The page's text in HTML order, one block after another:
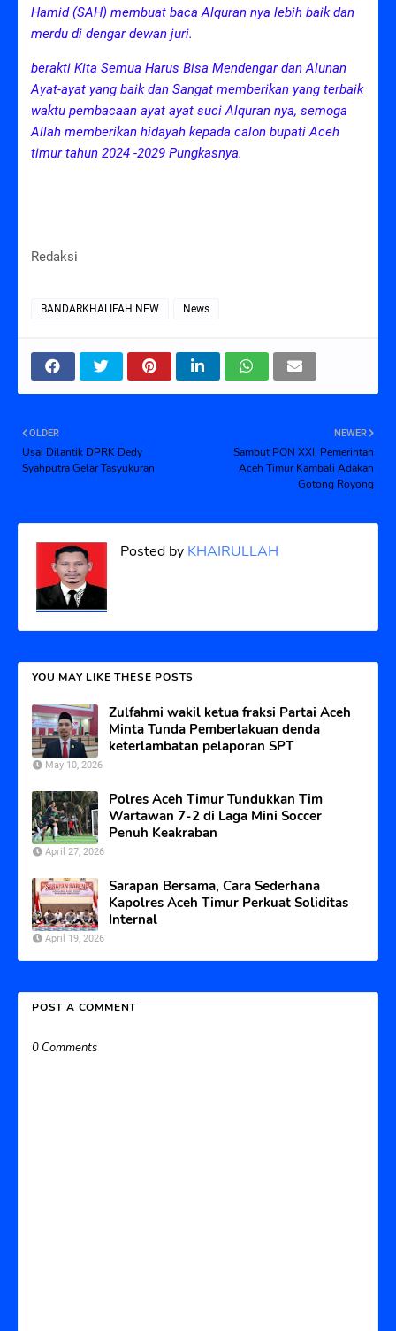
Hamid (SAH) membuat baca Alquran nya lebih baik dan
merdu di dengar dewan juri.
berakti Kita Semua Harus Bisa Mendengar dan Alunan
Ayat-ayat yang baik dan Sangat memberikan yang terbaik
waktu pembacaan ayat ayat suci Alquran nya, semoga
Allah memberikan hidayah kepada calon bupati Aceh
timur tahun 2024 -2029 Pungkasnya.
Redaksi
BANDARKHALIFAH NEW News
NEWER
Sambut PON XXI, Pemerintah
Aceh Timur Kambali Adakan
Gotong Royong
OLDER
Usai Dilantik DPRK Dedy
Syahputra Gelar Tasyukuran
Posted by KHAIRULLAH
YOU MAY LIKE THESE POSTS
Zulfahmi wakil ketua fraksi Partai Aceh
Minta Tunda Pemberlakuan denda
keterlambatan pelaporan SPT
May 10, 2026
Polres Aceh Timur Tundukkan Tim
Wartawan 7-2 di Laga Mini Soccer
Penuh Keakraban
April 27, 2026
Sarapan Bersama, Cara Sederhana
Kapolres Aceh Timur Perkuat Soliditas
Internal
April 19, 2026
POST A COMMENT
0 Comments